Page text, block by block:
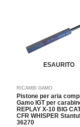
ESAURITO
RICAMBI GAMO
Pistone per aria
Gamo IGT per
REPLAY X-10 BIG
CFR WHISPER
36270